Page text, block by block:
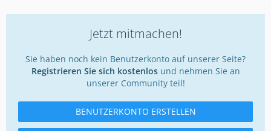
Jetzt mitmachen!
Sie haben noch kein Benutzerkonto auf unserer Seite?
Registrieren Sie sich kostenlosund nehmen Sie an
unserer Community teil!
BENUTZERKONTO ERSTELLEN